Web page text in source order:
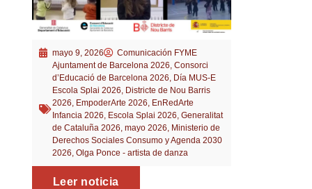
mayo 9, 2026
Comunicación FYME
Ajuntament de Barcelona 2026, Consorci
d’Educació de Barcelona 2026, Día MUS-E
Escola Splai 2026, Districte de Nou Barris
2026, EmpoderArte 2026, EnRedArte
Infancia 2026, Escola Splai 2026, Generalitat
de Cataluña 2026, mayo 2026, Ministerio de
Derechos Sociales Consumo y Agenda 2030
2026, Olga Ponce - artista de danza
Leer noticia